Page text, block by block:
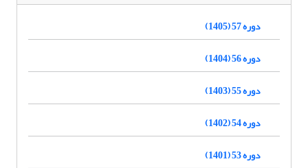
دوره 57 (1405)
دوره 56 (1404)
دوره 55 (1403)
دوره 54 (1402)
دوره 53 (1401)